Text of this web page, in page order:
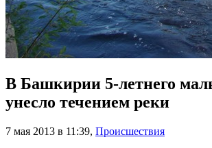
В Башкирии 5-летнего
унесло течением реки
7 мая 2013 в 11:39, Происшествия